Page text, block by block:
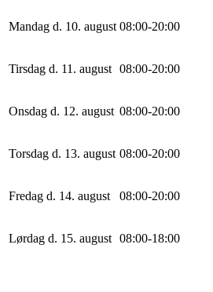
Mandag d. 10. august 08:00-20:00
Tirsdag d. 11. august 08:00-20:00
Onsdag d. 12. august 08:00-20:00
Torsdag d. 13. august 08:00-20:00
Fredag d. 14. august 08:00-20:00
Lørdag d. 15. august 08:00-18:00